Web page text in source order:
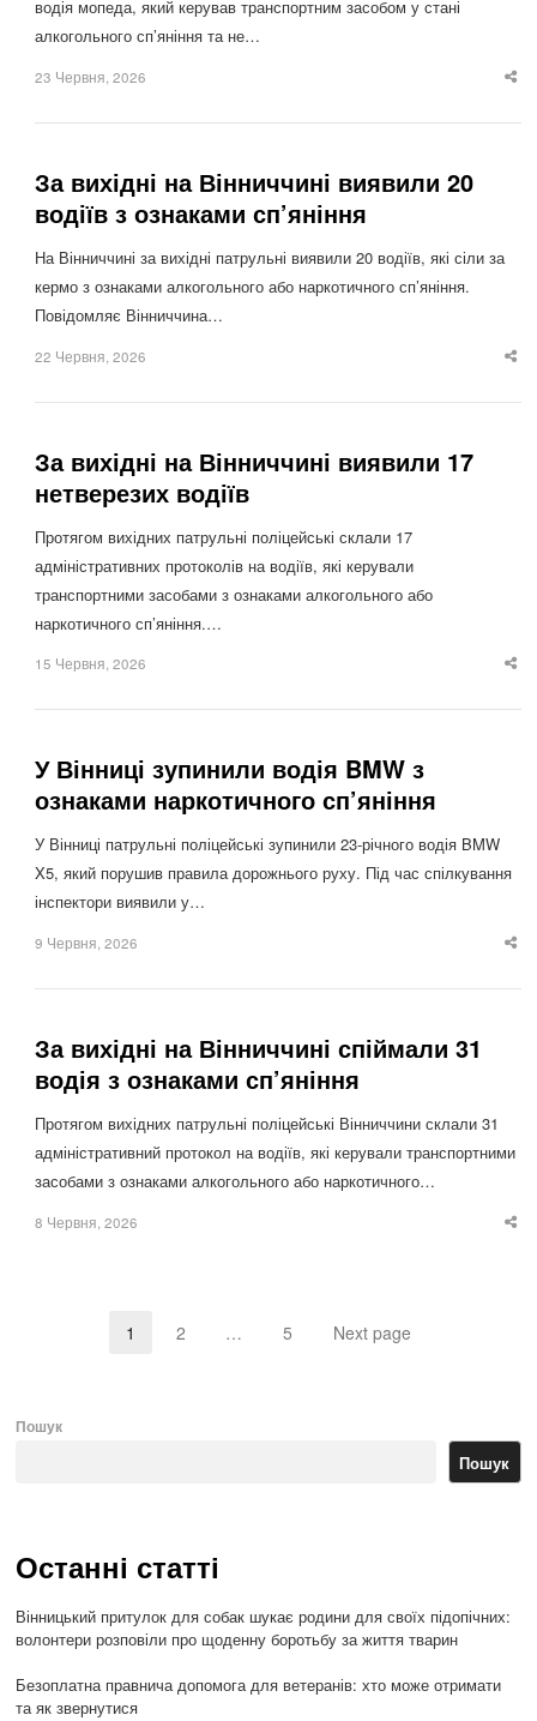
водія мопеда, який керував транспортним засобом у стані
алкогольного сп’яніння та не…
23 Червня, 2026
За вихідні на Вінниччині виявили 20
водіїв з ознаками сп’яніння
На Вінниччині за вихідні патрульні виявили 20 водіїв, які сіли за
кермо з ознаками алкогольного або наркотичного сп’яніння.
Повідомляє Вінниччина…
22 Червня, 2026
За вихідні на Вінниччині виявили 17
нетверезих водіїв
Протягом вихідних патрульні поліцейські склали 17
адміністративних протоколів на водіїв, які керували
транспортними засобами з ознаками алкогольного або
наркотичного сп’яніння.…
15 Червня, 2026
У Вінниці зупинили водія BMW з
ознаками наркотичного сп’яніння
У Вінниці патрульні поліцейські зупинили 23-річного водія BMW
X5, який порушив правила дорожнього руху. Під час спілкування
інспектори виявили у…
9 Червня, 2026
За вихідні на Вінниччині спіймали 31
водія з ознаками сп’яніння
Протягом вихідних патрульні поліцейські Вінниччини склали 31
адміністративний протокол на водіїв, які керували транспортними
засобами з ознаками алкогольного або наркотичного…
8 Червня, 2026
Page
1 Page
2 … Page
5 Next page
Пошук
Пошук
Останні статті
Вінницький притулок для собак шукає родини для своїх підопічних:
волонтери розповіли про щоденну боротьбу за життя тварин
Безоплатна правнича допомога для ветеранів: хто може отримати
та як звернутися